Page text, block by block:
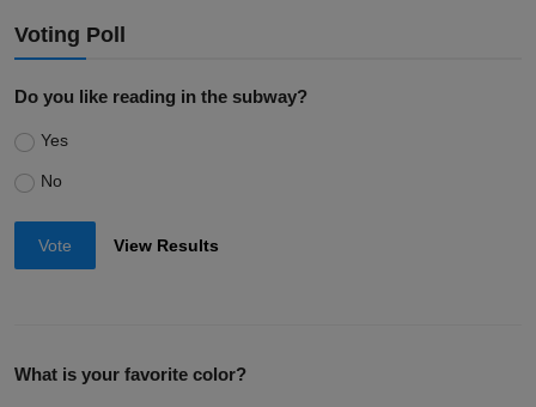
Voting Poll
Do you like reading in the subway?
Yes
No
Vote View Results
What is your favorite color?